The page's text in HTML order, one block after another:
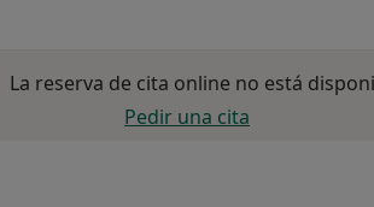
La reserva de cita online no está
Pedir una cita